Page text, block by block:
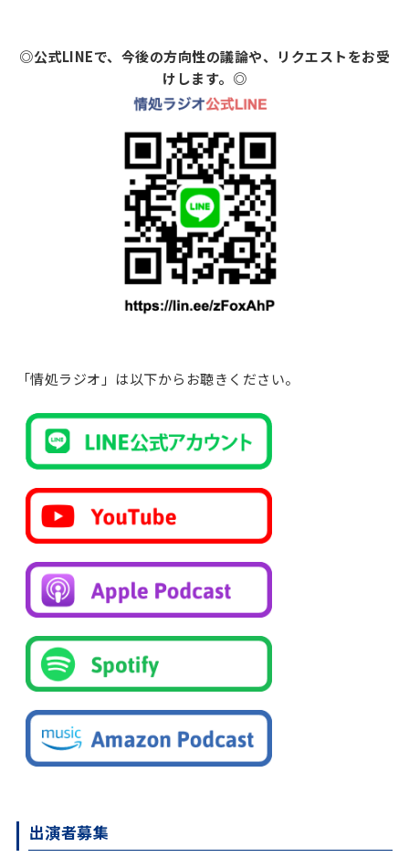
◎公式LINEで、今後の方向性の議論や、リクエストをお受
けします。◎
「情処ラジオ」は以下からお聴きください。
出演者募集